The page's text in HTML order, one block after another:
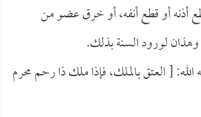
أذنه أو قطع أنفه، أو خرق عضو من
وهذان لورود السنة بذلك.
[ العتق بالملك، فإذا ملك ذا رحم محرم